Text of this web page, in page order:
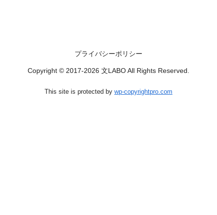
プライバシーポリシー
Copyright © 2017-2026 文LABO All Rights Reserved.
This site is protected by wp-copyrightpro.com